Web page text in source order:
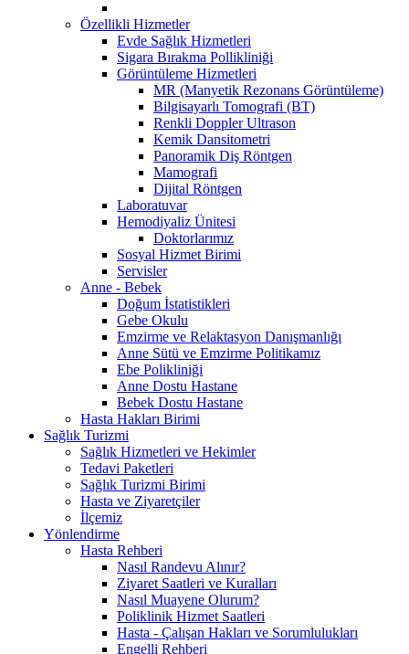
Özellikli Hizmetler
Evde Sağlık Hizmetleri
Sigara Bırakma Pollikliniği
Görüntüleme Hizmetleri
MR (Manyetik Rezonans Görüntüleme)
Bilgisayarlı Tomografi (BT)
Renkli Doppler Ultrason
Kemik Dansitometri
Panoramik Diş Röntgen
Mamografi
Dijital Röntgen
Laboratuvar
Hemodiyaliz Ünitesi
Doktorlarımız
Sosyal Hizmet Birimi
Servisler
Anne - Bebek
Doğum İstatistikleri
Gebe Okulu
Emzirme ve Relaktasyon Danışmanlığı
Anne Sütü ve Emzirme Politikamız
Ebe Polikliniği
Anne Dostu Hastane
Bebek Dostu Hastane
Hasta Hakları Birimi
Sağlık Turizmi
Sağlık Hizmetleri ve Hekimler
Tedavi Paketleri
Sağlık Turizmi Birimi
Hasta ve Ziyaretçiler
İlçemiz
Yönlendirme
Hasta Rehberi
Nasıl Randevu Alınır?
Ziyaret Saatleri ve Kuralları
Nasıl Muayene Olurum?
Poliklinik Hizmet Saatleri
Hasta - Çalışan Hakları ve Sorumlulukları
Engelli Rehberi